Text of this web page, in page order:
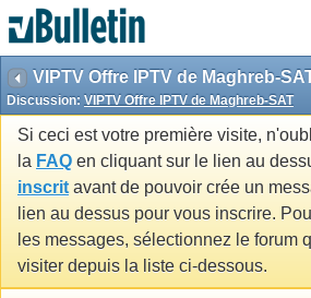
VIPTV Offre IPTV de Maghreb-
Discussion: VIPTV Offre IPTV de Maghreb-SAT
Si ceci est votre première visite,
la FAQ en cliquant sur le lien au
inscrit avant de pouvoir crée un
lien au dessus pour vous inscrire.
les messages, sélectionnez le forum
visiter depuis la liste ci-dessous.